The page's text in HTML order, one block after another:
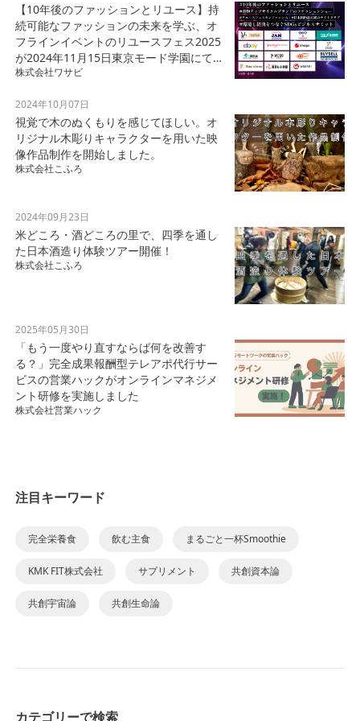
【10年後のファッションとリユース】持
続可能なファッションの未来を学ぶ、オ
フラインイベントのリユースフェス2025
が2024年11月15日東京モード学園にて開
催
株式会社ワサビ
2024年10月07日
視覚で木のぬくもりを感じてほしい。オ
リジナル木彫りキャラクターを用いた映
像作品制作を開始しました。
株式会社こふろ
2024年09月23日
米どころ・酒どころの里で、四季を通し
た日本酒造り体験ツアー開催！
株式会社こふろ
2025年05月30日
「もう一度やり直すならば何を改善す
る？」完全成果報酬型テレアポ代行サー
ビスの営業ハックがオンラインマネジメ
ント研修を実施しました
株式会社営業ハック
注目キーワード
完全栄養食 飲む主食 まるごと一杯Smoothie
KMK FIT株式会社 サプリメント 共創資本論
共創宇宙論 共創生命論
カテゴリーで検索